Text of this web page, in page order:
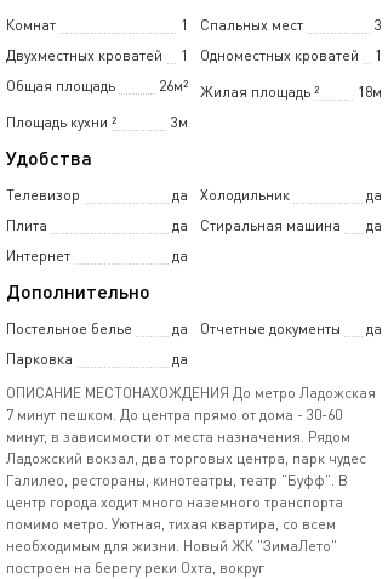
Комнат 1 Спальных мест
3
Двухместных кроватей
1 Одноместных кроватей
1
Общая площадь
26м² Жилая площадь 18м
²
Площадь кухни
3м
²
Удобства
Телевизор да Холодильник
да
Плита
да Стиральная машина
да
Интернет
да
Дополнительно
Постельное белье да Отчетные документы
да
Парковка
да
ОПИСАНИЕ МЕСТОНАХОЖДЕНИЯ До метро Ладожская
7 минут пешком. До центра прямо от дома - 30-60
минут, в зависимости от места назначения. Рядом
Ладожский вокзал, два торговых центра, парк чудес
Галилео, рестораны, кинотеатры, театр "Буфф". В
центр города ходит много наземного транспорта
помимо метро. Уютная, тихая квартира, со всем
необходимым для жизни. Новый ЖК "ЗимаЛето"
построен на берегу реки Охта, вокруг